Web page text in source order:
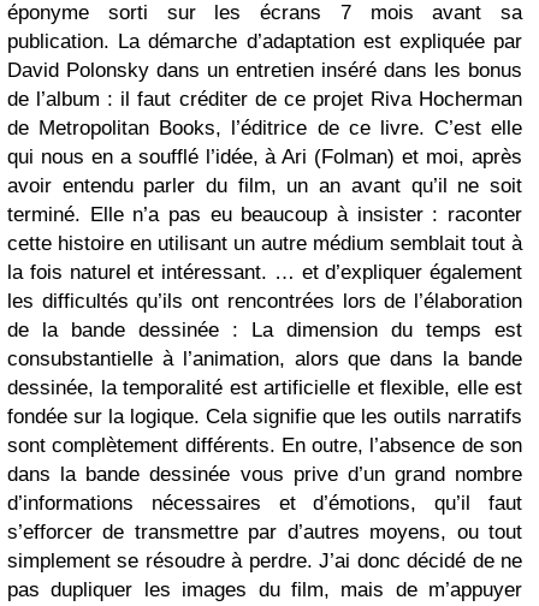
éponyme sorti sur les écrans 7 mois avant sa
publication. La démarche d’adaptation est expliquée par
David Polonsky dans un entretien inséré dans les bonus
de l’album : il faut créditer de ce projet Riva Hocherman
de Metropolitan Books, l’éditrice de ce livre. C’est elle
qui nous en a soufflé l’idée, à Ari (Folman) et moi, après
avoir entendu parler du film, un an avant qu’il ne soit
terminé. Elle n’a pas eu beaucoup à insister : raconter
cette histoire en utilisant un autre médium semblait tout à
la fois naturel et intéressant. … et d’expliquer également
les difficultés qu’ils ont rencontrées lors de l’élaboration
de la bande dessinée : La dimension du temps est
consubstantielle à l’animation, alors que dans la bande
dessinée, la temporalité est artificielle et flexible, elle est
fondée sur la logique. Cela signifie que les outils narratifs
sont complètement différents. En outre, l’absence de son
dans la bande dessinée vous prive d’un grand nombre
d’informations nécessaires et d’émotions, qu’il faut
s’efforcer de transmettre par d’autres moyens, ou tout
simplement se résoudre à perdre. J’ai donc décidé de ne
pas dupliquer les images du film, mais de m’appuyer